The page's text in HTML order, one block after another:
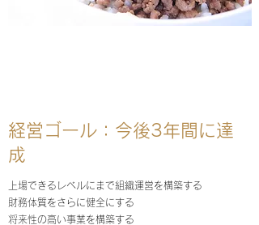
経営ゴール：今後3年間に達
成
上場できるレベルにまで組織運営を構築する
財務体質をさらに健全にする
将来性の高い事業を構築する